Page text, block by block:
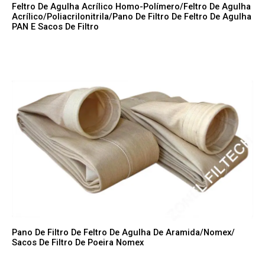
Feltro De Agulha Acrílico Homo-Polímero/feltro De Agulha
Acrílico/poliacrilonitrila/pano De Filtro De Feltro De Agulha
PAN E Sacos De Filtro
Pano De Filtro De Feltro De Agulha De Aramida/Nomex/
Sacos De Filtro De Poeira Nomex